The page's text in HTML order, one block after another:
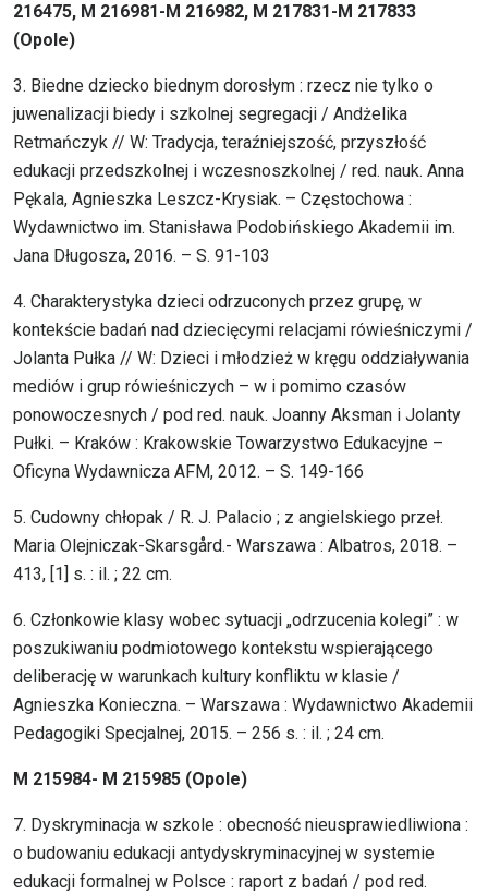
216475, M 216981-M 216982, M 217831-M 217833
(Opole)
3. Biedne dziecko biednym dorosłym : rzecz nie tylko o
juwenalizacji biedy i szkolnej segregacji / Andżelika
Retmańczyk // W: Tradycja, teraźniejszość, przyszłość
edukacji przedszkolnej i wczesnoszkolnej / red. nauk. Anna
Pękala, Agnieszka Leszcz-Krysiak. – Częstochowa :
Wydawnictwo im. Stanisława Podobińskiego Akademii im.
Jana Długosza, 2016. – S. 91-103
4. Charakterystyka dzieci odrzuconych przez grupę, w
kontekście badań nad dziecięcymi relacjami rówieśniczymi /
Jolanta Pułka // W: Dzieci i młodzież w kręgu oddziaływania
mediów i grup rówieśniczych – w i pomimo czasów
ponowoczesnych / pod red. nauk. Joanny Aksman i Jolanty
Pułki. – Kraków : Krakowskie Towarzystwo Edukacyjne –
Oficyna Wydawnicza AFM, 2012. – S. 149-166
5. Cudowny chłopak / R. J. Palacio ; z angielskiego przeł.
Maria Olejniczak-Skarsgård.- Warszawa : Albatros, 2018. –
413, [1] s. : il. ; 22 cm.
6. Członkowie klasy wobec sytuacji „odrzucenia kolegi” : w
poszukiwaniu podmiotowego kontekstu wspierającego
deliberację w warunkach kultury konfliktu w klasie /
Agnieszka Konieczna. – Warszawa : Wydawnictwo Akademii
Pedagogiki Specjalnej, 2015. – 256 s. : il. ; 24 cm.
M 215984- M 215985 (Opole)
7. Dyskryminacja w szkole : obecność nieusprawiedliwiona :
o budowaniu edukacji antydyskryminacyjnej w systemie
edukacji formalnej w Polsce : raport z badań / pod red.